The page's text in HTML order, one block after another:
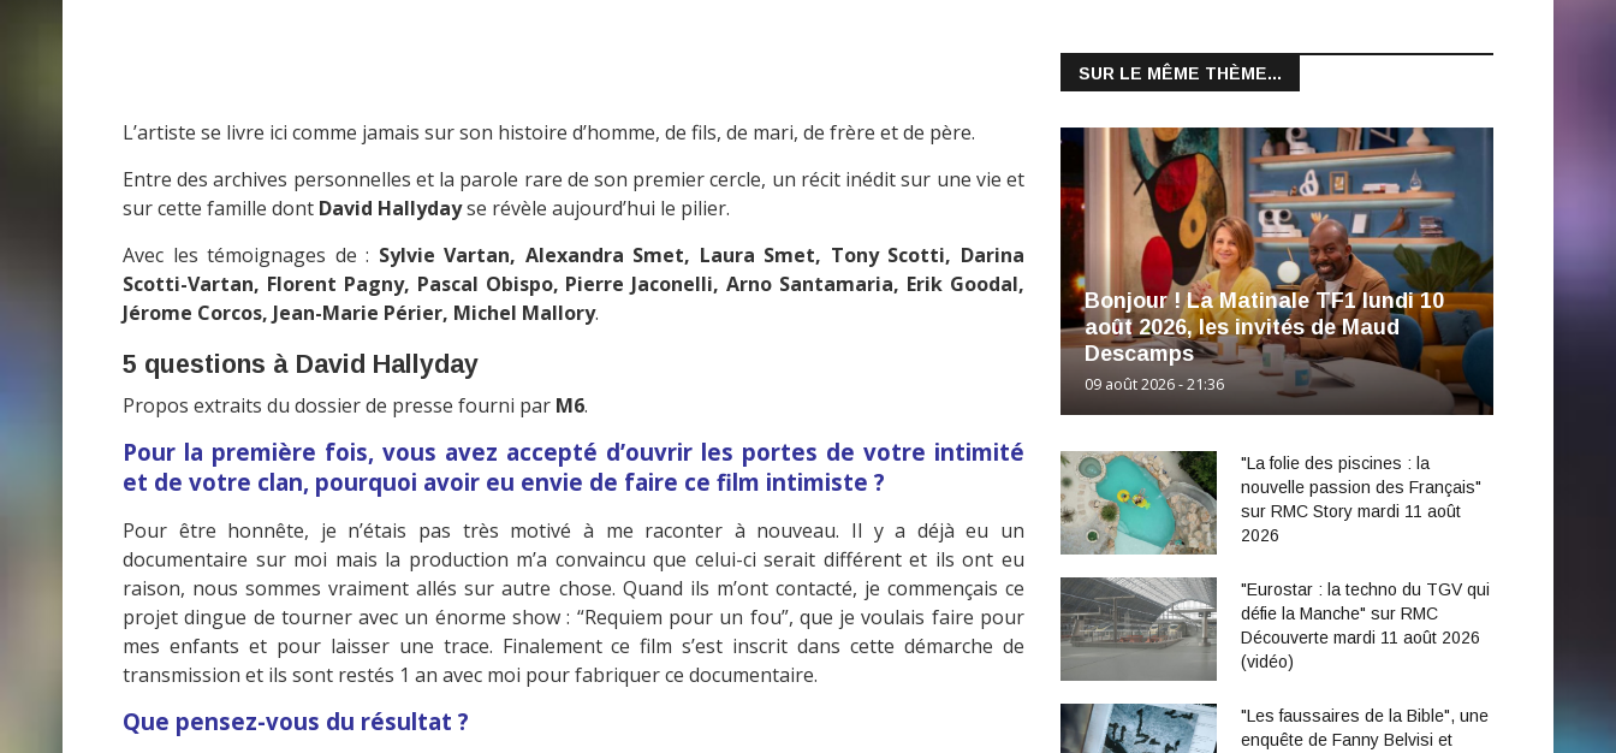
L’artiste se livre ici comme jamais sur son histoire d’homme, de fils, de mari, de frère et de père.
Entre des archives personnelles et la parole rare de son premier cercle, un récit inédit sur une vie et
sur cette famille dont David Hallydayse révèle aujourd’hui le pilier.
Avec les témoignages de : Sylvie Vartan, Alexandra Smet, Laura Smet, Tony Scotti, Darina
Scotti-Vartan, Florent Pagny, Pascal Obispo, Pierre Jaconelli, Arno Santamaria, Erik Goodal,
Jérome Corcos, Jean-Marie Périer, Michel Mallory.
5 questions à David Hallyday
Propos extraits du dossier de presse fourni par M6.
Pour la première fois, vous avez accepté d’ouvrir les portes de votre intimité
et de votre clan, pourquoi avoir eu envie de faire ce film intimiste ?
Pour être honnête, je n’étais pas très motivé à me raconter à nouveau. Il y a déjà eu un
documentaire sur moi mais la production m’a convaincu que celui-ci serait différent et ils ont eu
raison, nous sommes vraiment allés sur autre chose. Quand ils m’ont contacté, je commençais ce
projet dingue de tourner avec un énorme show : “Requiem pour un fou”, que je voulais faire pour
mes enfants et pour laisser une trace. Finalement ce film s’est inscrit dans cette démarche de
transmission et ils sont restés 1 an avec moi pour fabriquer ce documentaire.
Que pensez-vous du résultat ?
SUR LE MÊME THÈME...
Bonjour ! La Matinale TF1 lundi 10
août 2026, les invités de Maud
Descamps
09 août 2026 - 21:36
"La folie des piscines : la
nouvelle passion des Français"
sur RMC Story mardi 11 août
2026
"Eurostar : la techno du TGV qui
défie la Manche" sur RMC
Découverte mardi 11 août 2026
(vidéo)
"Les faussaires de la Bible", une
enquête de Fanny Belvisi et